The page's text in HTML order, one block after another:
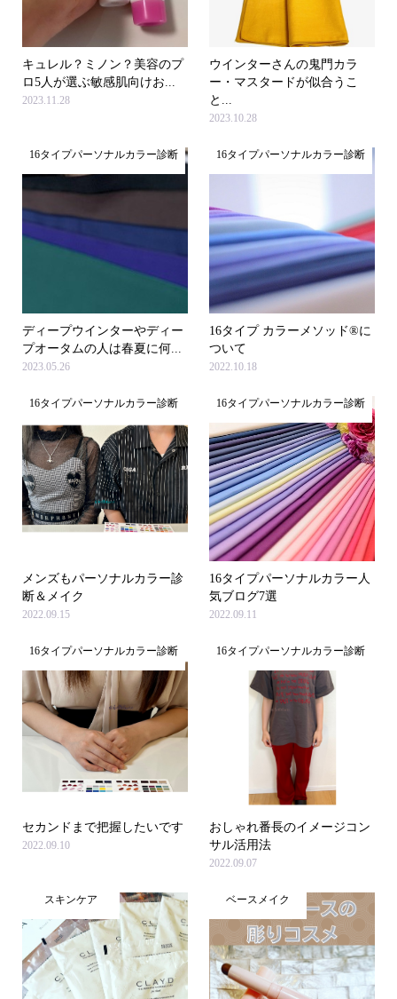
キュレル？ミノン？美容のプ
ロ5人が選ぶ敏感肌向けお...
2023.11.28
ウインターさんの鬼門カラ
ー・マスタードが似合うこ
と...
2023.10.28
16タイプパーソナルカラー診断
ディープウインターやディー
プオータムの人は春夏に何...
2023.05.26
16タイプパーソナルカラー診断
16タイプ カラーメソッド®に
ついて
2022.10.18
16タイプパーソナルカラー診断
メンズもパーソナルカラー診
断＆メイク
2022.09.15
16タイプパーソナルカラー診断
16タイプパーソナルカラー人
気ブログ7選
2022.09.11
16タイプパーソナルカラー診断
セカンドまで把握したいです
2022.09.10
16タイプパーソナルカラー診断
おしゃれ番長のイメージコン
サル活用法
2022.09.07
スキンケア ベースメイク